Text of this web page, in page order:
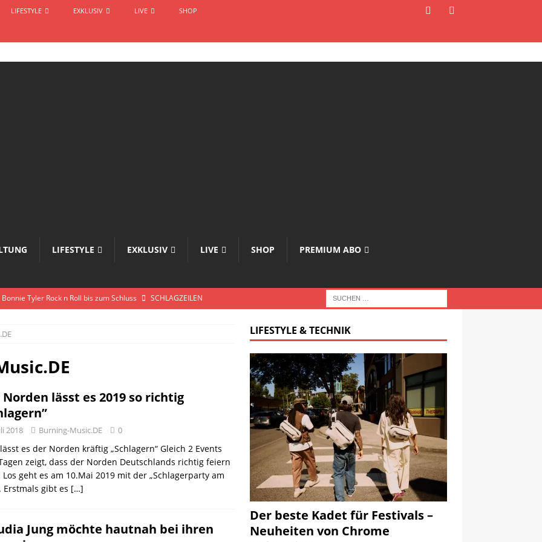
LIFESTYLE EXKLUSIV LIVE SHOP
LIFESTYLE EXKLUSIV LIVE SHOP PREMIUM ABO
Bonnie Tyler Rock n Roll bis zum Schluss
SCHLAGZEILEN
HOT
– „Saddle Up”: Cowboy-Feeling trifft Herzschmerz im neuen
On”: Neuer Song aus dem kommenden Album DRAGONFLY
– ein Jubiläums-Album mit rockiger Note
Norden lässt es 2019 so richtig
2018 Burning-Music.DE 0
es der Norden kräftig „Schlagern“ Gleich 2 Events
zeigt, dass der Norden Deutschlands richtig feiern
Los geht es am 10.Mai 2019 mit der „Schlagerparty am
Erstmals gibt es […]
Jung möchte hautnah bei ihren
LIFESTYLE & TECHNIK
Der beste Kadet für Festivals –
Neuheiten von Chrome